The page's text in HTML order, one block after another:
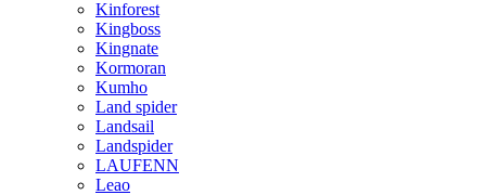
Kinforest
Kingboss
Kingnate
Kormoran
Kumho
Land spider
Landsail
Landspider
LAUFENN
Leao